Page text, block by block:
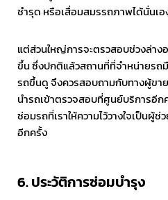
ชำรุด หรือเสื่อมสมรรถภาพได้นั่นเอ
แต่ส่วนใหญ่การจะตรวสอบช่วงล่า
ขึ้น ซึ่งปกติแล้วสถานที่ที่จำหน่ายรถ
รถขึ้นดู จึงควรสอบถามกับทางผู้ข
นำรถเข้าตรวจสอบที่ศูนย์บริการอี
ซ่อมรถที่เราให้ความไว้วางใจเป็นผู้
อีกครั้ง
6. ประวัติการซ่อมบำรุง